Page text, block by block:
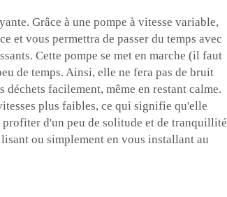
Grâce à une pompe à vitesse variable,
et vous permettra de passer du temps avec
Cette pompe se met en marche (il faut
de temps. Ainsi, elle ne fera pas de bruit
facilement, même en restant calme.
plus faibles, ce qui signifie qu'elle
d'un peu de solitude et de tranquillité
ou simplement en vous installant au